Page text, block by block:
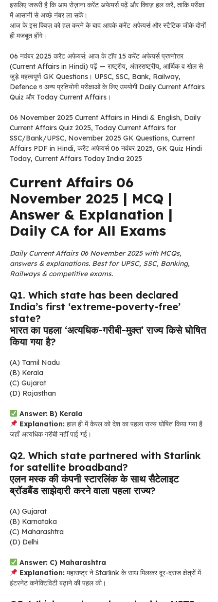
इसलिए जरूरी है कि आप रोज़ाना करेंट अफेयर्स पढ़ें और क्विज़ हल करें, ताकि परीक्षा
में आसानी से अच्छे नंबर ला सकें।
आज के इस क्विज़ को हल करने के बाद आपके करेंट अफेयर्स और स्टैटिक जीके दोनों
ही मजबूत होंगे।
06 नवंबर 2025 करेंट अफेयर्स: आज के टॉप 15 करेंट अफेयर्स प्रश्नोत्तर
(Current Affairs in Hindi) पढ़ें — राष्ट्रीय, अंतरराष्ट्रीय, आर्थिक व खेल से
जुड़े महत्वपूर्ण GK Questions। UPSC, SSC, Bank, Railway,
Defence व अन्य प्रतियोगी परीक्षाओं के लिए उपयोगी Daily Current Affairs
Quiz और Today Current Affairs।
06 November 2025 Current Affairs in Hindi & English, Daily
Current Affairs Quiz 2025, Today Current Affairs for
SSC/Bank/UPSC, November 2025 GK Questions, Current
Affairs PDF in Hindi, करेंट अफेयर्स 06 नवंबर 2025, GK Quiz Hindi
Today, Current Affairs Today India 2025
Current Affairs 06
November 2025 | MCQ |
Answer & Explanation |
Daily CA for All Exams
Daily Current Affairs 06 November 2025 with MCQs,
answers & explanations. Best for UPSC, SSC, Banking,
Railways & competitive exams.
Q1. Which state has been declared
India’s first ‘extreme-poverty-free’
state?
भारत का पहला ‘अत्यधिक-गरीबी-मुक्त’ राज्य किसे घोषित
किया गया है?
(A) Tamil Nadu
(B) Kerala
(C) Gujarat
(D) Rajasthan
Answer: B) Kerala
Explanation: हाल ही में केरल को देश का पहला राज्य घोषित किया गया है
जहाँ अत्यधिक गरीबी नहीं पाई गई।
Q2. Which state partnered with Starlink
for satellite broadband?
एलन मस्क की कंपनी स्टारलिंक के साथ सैटेलाइट
ब्रॉडबैंड साझेदारी करने वाला पहला राज्य?
(A) Gujarat
(B) Karnataka
(C) Maharashtra
(D) Delhi
Answer: C) Maharashtra
Explanation: महाराष्ट्र ने Starlink के साथ मिलकर दूर-दराज क्षेत्रों में
इंटरनेट कनेक्टिविटी बढ़ाने की पहल की।